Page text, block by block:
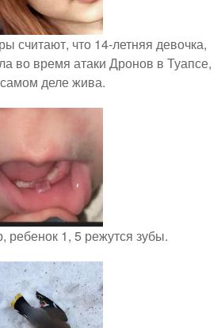
считают, что 14-летняя девочка,
во время атаки Дронов в Туапсе,
деле жива.
ребенок 1, 5 режутся зубы.